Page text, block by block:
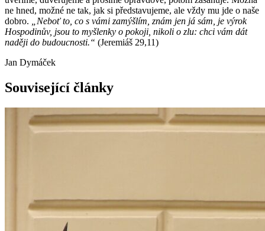
ne hned, možné ne tak, jak si představujeme, ale vždy mu jde o naše
dobro.
„Neboť to, co s vámi zamýšlím, znám jen já sám, je výrok
Hospodinův, jsou to myšlenky o pokoji, nikoli o zlu: chci vám dát
naději do budoucnosti.“ (Jeremiáš 29,11)
Jan Dymáček
Související články